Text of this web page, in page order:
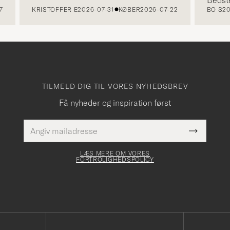
KRISTOFFER E2026-07-31 KØBER2026-07-22 BO S
TILMELD DIG TIL VORES NYHEDSBREV
Få nyheder og inspiration først
mailadresse
Dette
felt skal
Submit
Newsletter
LÆS MERE OM VORES
FORTROLIGHEDSPOLICY